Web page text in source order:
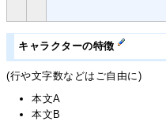
キャラクターの特徴
(行や文字数などはご自由に)
本文A
本文B